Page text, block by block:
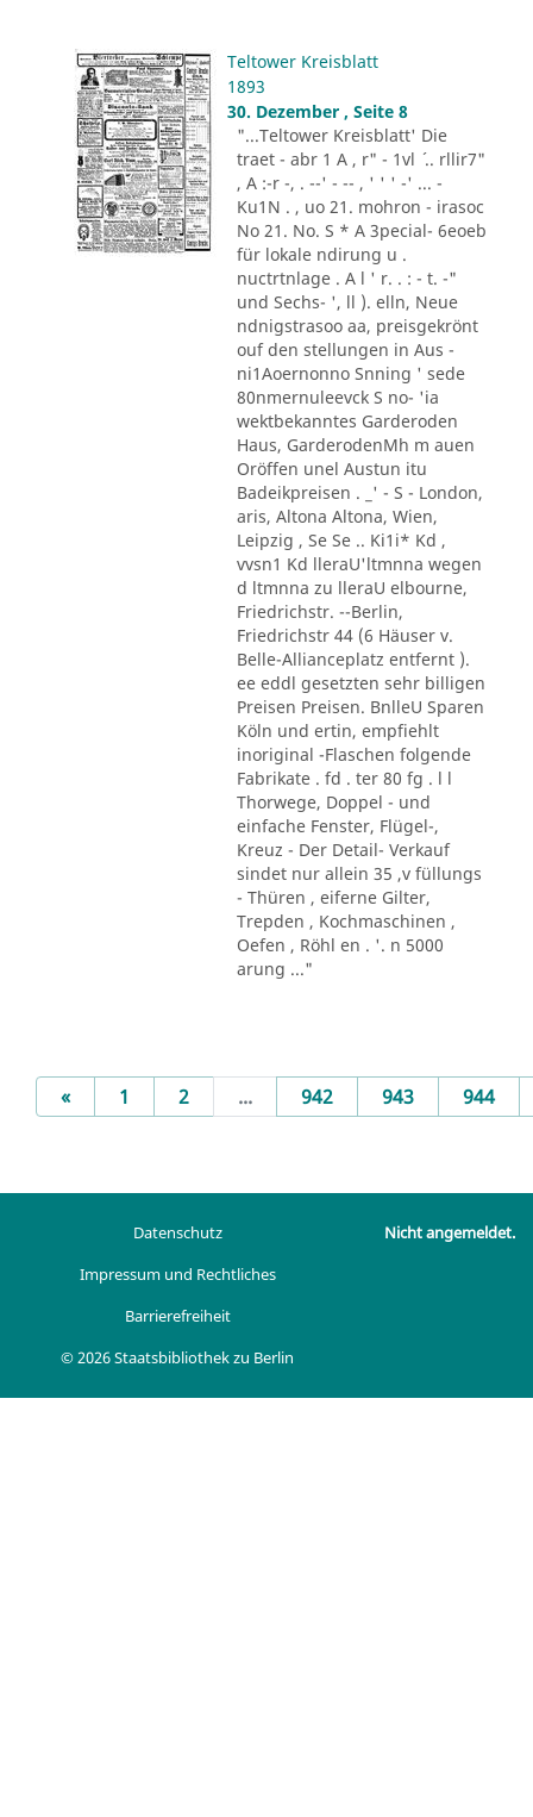
Teltower Kreisblatt
1893
30. Dezember , Seite 8
"...Teltower Kreisblatt' Die
traet - abr 1 A , r" - 1vl ´ .. rllir7"
, A :-r -, . --' - -- , ' ' ' -' ... -
Ku1N . , uo 21. mohron - irasoc
No 21. No. S * A 3pecial- 6eoeb
für lokale ndirung u .
nuctrtnlage . A l ' r. . : - t. -"
und Sechs- ', ll ). elln, Neue
ndnigstrasoo aa, preisgekrönt
ouf den stellungen in Aus -
ni1Aoernonno Snning ' sede
80nmernuleevck S no- 'ia
wektbekanntes Garderoden
Haus, GarderodenMh m auen
Oröffen unel Austun itu
Badeikpreisen . _' - S - London,
aris, Altona Altona, Wien,
Leipzig , Se Se .. Ki1i* Kd ,
vvsn1 Kd lleraU'ltmnna wegen
d ltmnna zu lleraU elbourne,
Friedrichstr. --Berlin,
Friedrichstr 44 (6 Häuser v.
Belle-Allianceplatz entfernt ).
ee eddl gesetzten sehr billigen
Preisen Preisen. BnlleU Sparen
Köln und ertin, empfiehlt
inoriginal -Flaschen folgende
Fabrikate . fd . ter 80 fg . l l
Thorwege, Doppel - und
einfache Fenster, Flügel-,
Kreuz - Der Detail- Verkauf
sindet nur allein 35 ,v füllungs
- Thüren , eiferne Gilter,
Trepden , Kochmaschinen ,
Oefen , Röhl en . '. n 5000
arung ..."
«Previous
1 2 ... 942 943 944
Datenschutz
Impressum und Rechtliches
Barrierefreiheit
© 2026 Staatsbibliothek zu Berlin
Nicht angemeldet.